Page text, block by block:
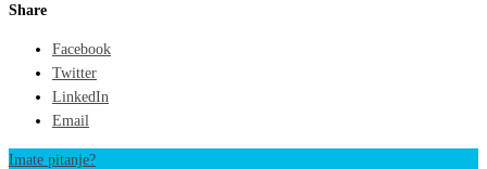
Share
Facebook
Twitter
LinkedIn
Email
Imate pitanje?